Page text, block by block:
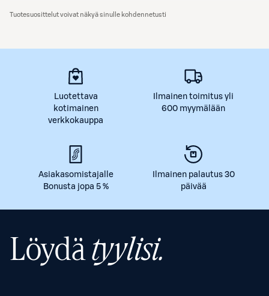
Tuotesuosittelut voivat näkyä sinulle kohdennetusti
Luotettava
kotimainen
verkkokauppa
Ilmainen toimitus yli
600 myymälään
Asiakasomistajalle
Bonusta jopa 5 %
Ilmainen palautus 30
päivää
Löydätyylisi.